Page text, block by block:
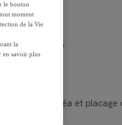
les conditions.
bois d'hévéa et
le bouton
moment
de la Vie
la
en savoir plus